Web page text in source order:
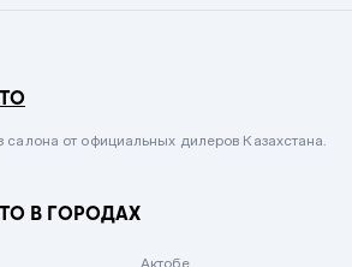
металлик
салона от официальных дилеров Казахстана.
В ГОРОДАХ
Актобе